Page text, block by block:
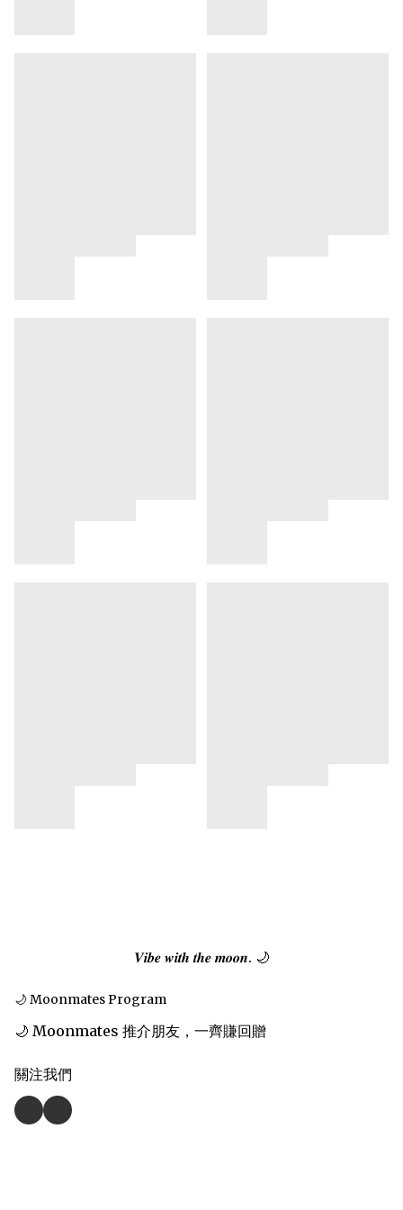
𝑽𝒊𝒃𝒆 𝒘𝒊𝒕𝒉 𝒕𝒉𝒆 𝒎𝒐𝒐𝒏. 🌙
🌙 Moonmates Program
🌙 Moonmates 推介朋友，一齊賺回贈
關注我們